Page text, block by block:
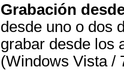
Grabación
desde uno o dos
grabar desde los
(Windows Vista /